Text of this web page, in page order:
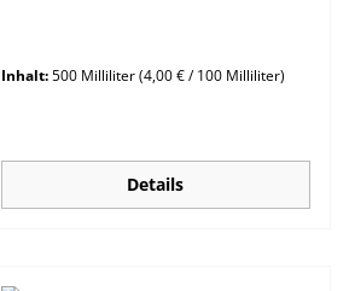
Inhalt:500 Milliliter(4,00 € / 100 Milliliter)
Details